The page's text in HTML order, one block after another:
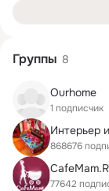
Группы 8
Ourhome
1 подписчик
Интерьер
868676
77642